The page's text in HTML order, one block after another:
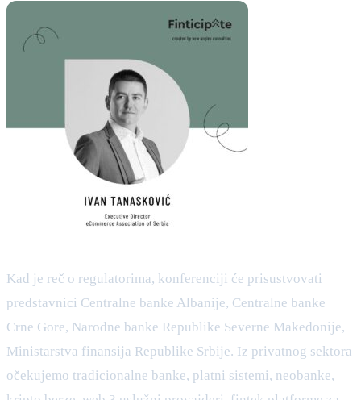
Kad je reč o regulatorima, konferenciji će prisustvovati
predstavnici Centralne banke Albanije, Centralne banke
Crne Gore, Narodne banke Republike Severne Makedonije,
Ministarstva finansija Republike Srbije. Iz privatnog sektora
očekujemo tradicionalne banke, platni sistemi, neobanke,